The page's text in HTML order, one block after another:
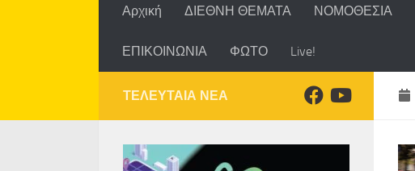
Αρχική ΔΙΕΘΝΗ ΘΕΜΑΤΑ ΝΟΜΟΘΕΣΙΑ
ΕΠΙΚΟΙΝΩΝΙΑ ΦΩΤΟ Live!
ΤΕΛΕΥΤΑΙΑ ΝΕΑ